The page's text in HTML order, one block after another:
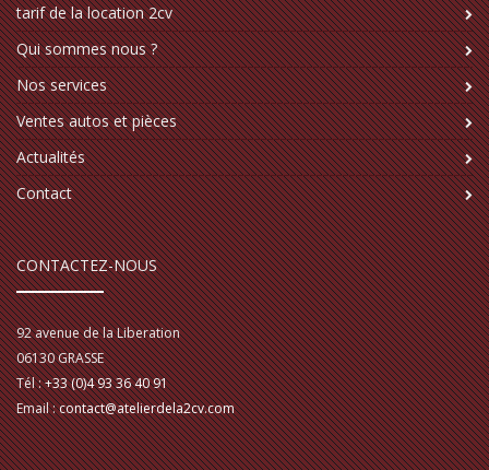
tarif de la location 2cv
Qui sommes nous ?
Nos services
Ventes autos et pièces
Actualités
Contact
CONTACTEZ-NOUS
92 avenue de la Liberation
06130GRASSE
Tél :+33 (0)4 93 36 40 91
Email :contact@atelierdela2cv.com